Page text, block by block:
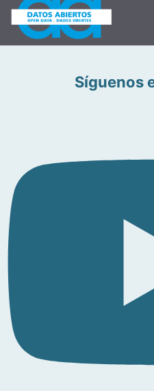
Síguenos